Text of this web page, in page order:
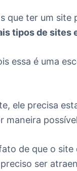
que ter um site
tipos de sites
essa é uma
ele precisa
maneira
de que o
ser